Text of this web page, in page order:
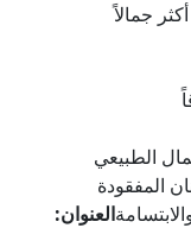
جمالاً
الطبيعي
المفقودة
العنوان: